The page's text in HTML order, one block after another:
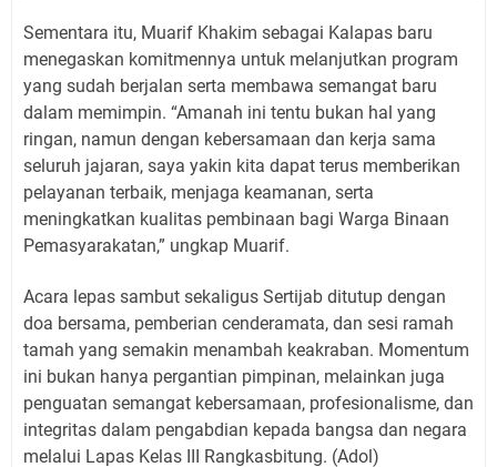
Sementara itu, Muarif Khakim sebagai Kalapas baru
menegaskan komitmennya untuk melanjutkan program
yang sudah berjalan serta membawa semangat baru
dalam memimpin. “Amanah ini tentu bukan hal yang
ringan, namun dengan kebersamaan dan kerja sama
seluruh jajaran, saya yakin kita dapat terus memberikan
pelayanan terbaik, menjaga keamanan, serta
meningkatkan kualitas pembinaan bagi Warga Binaan
Pemasyarakatan,” ungkap Muarif.
Acara lepas sambut sekaligus Sertijab ditutup dengan
doa bersama, pemberian cenderamata, dan sesi ramah
tamah yang semakin menambah keakraban. Momentum
ini bukan hanya pergantian pimpinan, melainkan juga
penguatan semangat kebersamaan, profesionalisme, dan
integritas dalam pengabdian kepada bangsa dan negara
melalui Lapas Kelas III Rangkasbitung. (Adol)